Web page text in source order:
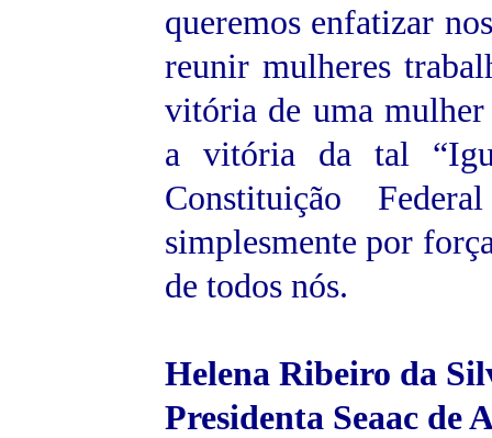
queremos enfatizar
reunir mulheres
vitória de uma mulher
a vitória da tal
Constituição
simplesmente por
de todos nós.
Helena Ribeiro da
Presidenta Seaac de